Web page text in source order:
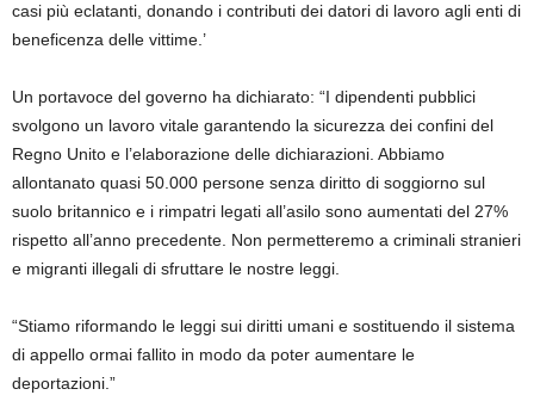
casi più eclatanti, donando i contributi dei datori di lavoro agli enti di
beneficenza delle vittime.’
Un portavoce del governo ha dichiarato: “I dipendenti pubblici
svolgono un lavoro vitale garantendo la sicurezza dei confini del
Regno Unito e l’elaborazione delle dichiarazioni. Abbiamo
allontanato quasi 50.000 persone senza diritto di soggiorno sul
suolo britannico e i rimpatri legati all’asilo sono aumentati del 27%
rispetto all’anno precedente. Non permetteremo a criminali stranieri
e migranti illegali di sfruttare le nostre leggi.
“Stiamo riformando le leggi sui diritti umani e sostituendo il sistema
di appello ormai fallito in modo da poter aumentare le
deportazioni.”